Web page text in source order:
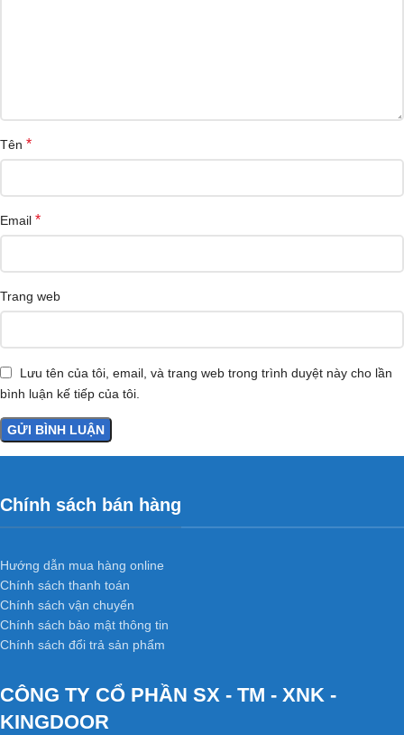
Tên *
Email *
Trang web
Lưu tên của tôi, email, và trang web trong trình duyệt này cho lần
bình luận kế tiếp của tôi.
Chính sách bán hàng
Hướng dẫn mua hàng online
Chính sách thanh toán
Chính sách vận chuyển
Chính sách bảo mật thông tin
Chính sách đổi trả sản phẩm
CÔNG TY CỔ PHẦN SX - TM - XNK -
KINGDOOR